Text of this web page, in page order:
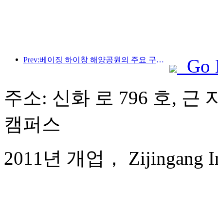
Prev:베이징 하이창 해양공원의 주요 구조물은 연내 상량될 예정이며, 완공 및 개장은 2027년으로 예상됩니다.
Go
주소: 신화 로 796 호, 근
캠퍼스
2011년 개업， Zijingang